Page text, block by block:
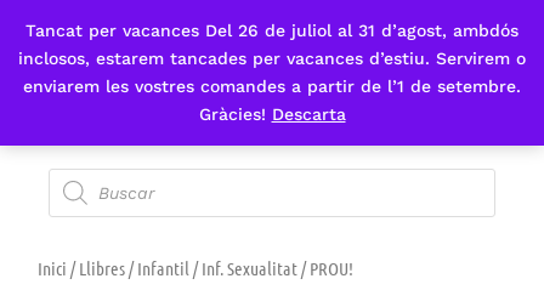
Tancat per vacances Del 26 de juliol al 31 d’agost, ambdós
inclosos, estarem tancades per vacances d’estiu. Servirem o
enviarem les vostres comandes a partir de l’1 de setembre.
Gràcies! Descarta
Fes-te'n sòcia
Inici /Llibres/Infantil /Inf. Sexualitat/ PROU!